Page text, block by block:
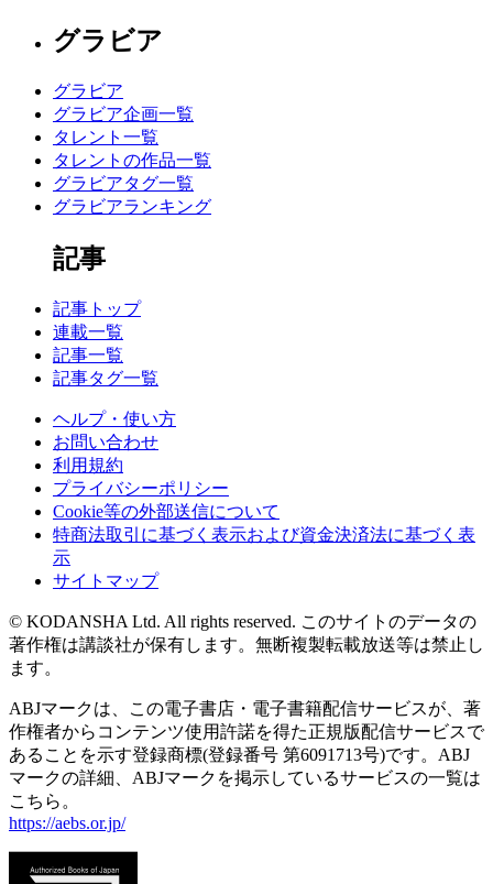
グラビア
グラビア
グラビア企画一覧
タレント一覧
タレントの作品一覧
グラビアタグ一覧
グラビアランキング
記事
記事トップ
連載一覧
記事一覧
記事タグ一覧
ヘルプ・使い方
お問い合わせ
利用規約
プライバシーポリシー
Cookie等の外部送信について
特商法取引に基づく表示および資金決済法に基づく表
示
サイトマップ
© KODANSHA Ltd. All rights reserved. このサイトのデータの
著作権は講談社が保有します。無断複製転載放送等は禁止し
ます。
ABJマークは、この電子書店・電子書籍配信サービスが、著
作権者からコンテンツ使用許諾を得た正規版配信サービスで
あることを示す登録商標(登録番号 第6091713号)です。ABJ
マークの詳細、ABJマークを掲示しているサービスの一覧は
こちら。
https://aebs.or.jp/